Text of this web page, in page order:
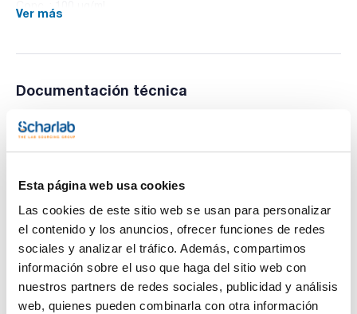
Esta página web usa cookies
Las cookies de este sitio web se usan para personalizar
el contenido y los anuncios, ofrecer funciones de redes
sociales y analizar el tráfico. Además, compartimos
información sobre el uso que haga del sitio web con
nuestros partners de redes sociales, publicidad y análisis
web, quienes pueden combinarla con otra información
Ver más
Documentación técnica
TDS / Ficha técnica
Regístrate para
Regístrate para
descargas
productos marca Scharlau habitualmente en stock,
listos para una entrega inmediata.